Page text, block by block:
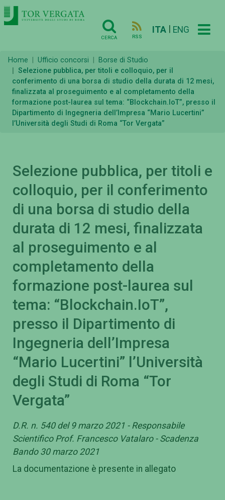
CERCA RSS
ITA ENG
Home Ufficio concorsi
Borse di Studio
Selezione pubblica, per titoli e colloquio, per il
conferimento di una borsa di studio della durata di 12 mesi,
finalizzata al proseguimento e al completamento della
formazione post-laurea sul tema: “Blockchain.IoT”, presso il
Dipartimento di Ingegneria dell’Impresa “Mario Lucertini”
l’Università degli Studi di Roma “Tor Vergata”
Selezione pubblica, per titoli e
colloquio, per il conferimento
di una borsa di studio della
durata di 12 mesi, finalizzata
al proseguimento e al
completamento della
formazione post-laurea sul
tema: “Blockchain.IoT”,
presso il Dipartimento di
Ingegneria dell’Impresa
“Mario Lucertini” l’Università
degli Studi di Roma “Tor
Vergata”
D.R. n. 540 del 9 marzo 2021 - Responsabile
Scientifico Prof. Francesco Vatalaro - Scadenza
Bando 30 marzo 2021
La documentazione è presente in allegato